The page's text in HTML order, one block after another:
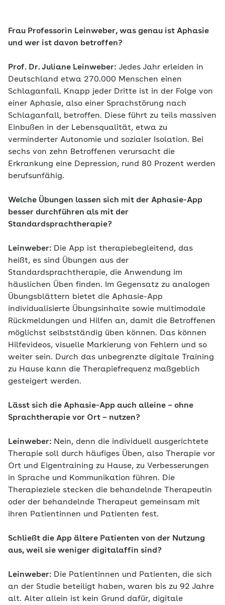
Frau Professorin Leinweber, was genau ist Aphasie
und wer ist davon betroffen?
Prof. Dr. Juliane Leinweber: Jedes Jahr erleiden in
Deutschland etwa 270.000 Menschen einen
Schlaganfall. Knapp jeder Dritte ist in der Folge von
einer Aphasie, also einer Sprachstörung nach
Schlaganfall, betroffen. Diese führt zu teils massiven
Einbußen in der Lebensqualität, etwa zu
verminderter Autonomie und sozialer Isolation. Bei
sechs von zehn Betroffenen verursacht die
Erkrankung eine Depression, rund 80 Prozent werden
berufsunfähig.
Welche Übungen lassen sich mit der Aphasie-App
besser durchführen als mit der
Standardsprachtherapie?
Leinweber: Die App ist therapiebegleitend, das
heißt, es sind Übungen aus der
Standardsprachtherapie, die Anwendung im
häuslichen Üben finden. Im Gegensatz zu analogen
Übungsblättern bietet die Aphasie-App
individualisierte Übungsinhalte sowie multimodale
Rückmeldungen und Hilfen an, damit die Betroffenen
möglichst selbstständig üben können. Das können
Hilfevideos, visuelle Markierung von Fehlern und so
weiter sein. Durch das unbegrenzte digitale Training
zu Hause kann die Therapiefrequenz maßgeblich
gesteigert werden.
Lässt sich die Aphasie-App auch alleine – ohne
Sprachtherapie vor Ort – nutzen?
Leinweber: Nein, denn die individuell ausgerichtete
Therapie soll durch häufiges Üben, also Therapie vor
Ort und Eigentraining zu Hause, zu Verbesserungen
in Sprache und Kommunikation führen. Die
Therapieziele stecken die behandelnde Therapeutin
oder der behandelnde Therapeut gemeinsam mit
ihren Patientinnen und Patienten fest.
Schließt die App ältere Patienten von der Nutzung
aus, weil sie weniger digitalaffin sind?
Leinweber: Die Patientinnen und Patienten, die sich
an der Studie beteiligt haben, waren bis zu 92 Jahre
alt. Alter allein ist kein Grund dafür, digitale